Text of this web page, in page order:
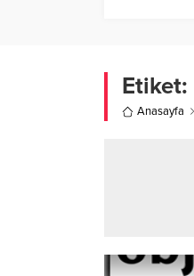
Etiket:
Anasayfa